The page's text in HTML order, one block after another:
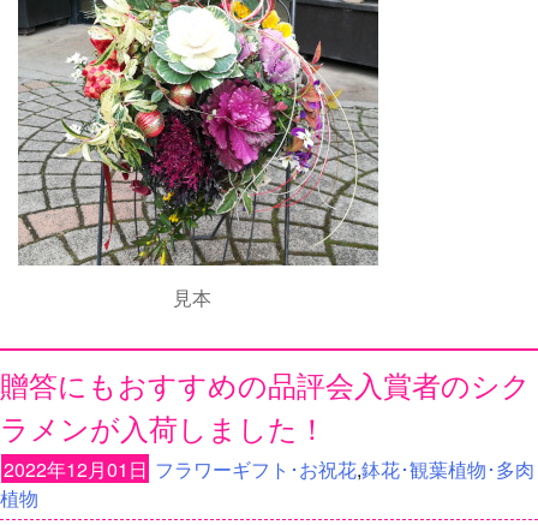
見本
贈答にもおすすめの品評会入賞者のシク
ラメンが入荷しました！
2022年12月01日 フラワーギフト･お祝花,鉢花･観葉植物･多肉
植物